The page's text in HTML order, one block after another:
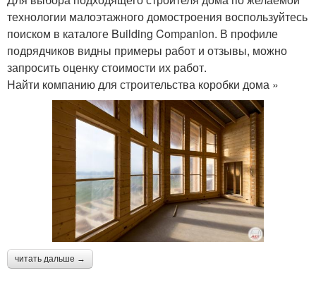
технологии малоэтажного домостроения воспользуйтесь
поиском в каталоге Building Companion. В профиле
подрядчиков видны примеры работ и отзывы, можно
запросить оценку стоимости их работ.
Найти компанию для строительства коробки дома »
читать дальше →